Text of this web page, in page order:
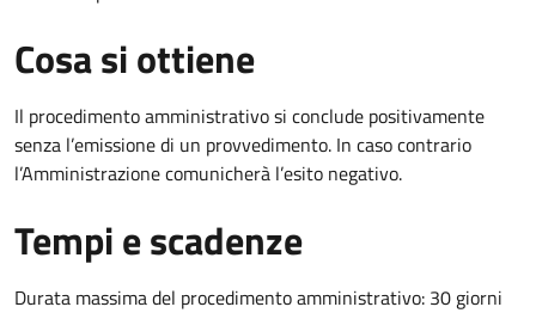
Cosa si ottiene
Il procedimento amministrativo si conclude positivamente
senza l’emissione di un provvedimento. In caso contrario
l’Amministrazione comunicherà l’esito negativo.
Tempi e scadenze
Durata massima del procedimento amministrativo: 30 giorni